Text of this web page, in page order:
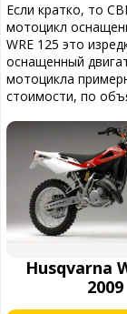
Если кратко, то
мотоцикл
WRE 125 это
оснащенный
мотоцикла
стоимости, по
Husqvarna
2009